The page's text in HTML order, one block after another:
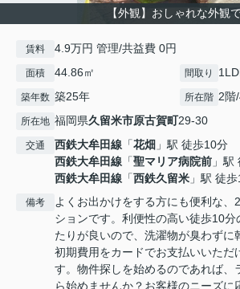
【外観】おしゃれな外観
賃料 4.9万円 管理/共益費 0円
面積 44.86㎡ 間取り
築年数 築25年 所在階 2階
所在地 福岡県久留米市原古賀町29-30
交通 西鉄大牟田線 「花畑 」駅 徒歩10分
西鉄大牟田線 「聖マリア病院前 」駅
西鉄大牟田線 「西鉄久留米 」駅 徒
備考
よくお出かけをする方にも便利な、
ションです。利便性の高い徒歩10分
たりが良いので、洗濯物が臭わずに
初期費用をカードでお支払いいただ
す。物件探しを始めるのであれば、
ら始めませんか？お客様のニーズに